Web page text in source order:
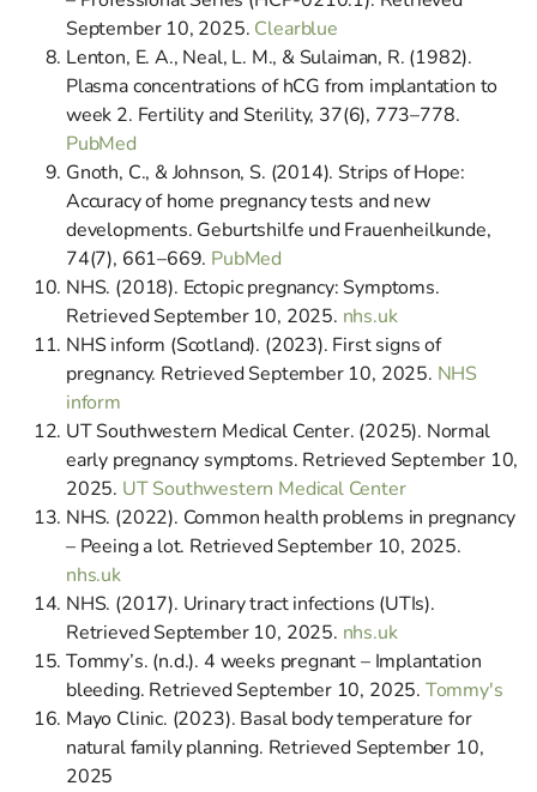
September 10, 2025. Clearblue
Lenton, E. A., Neal, L. M., & Sulaiman, R. (1982).
Plasma concentrations of hCG from implantation to
week 2. Fertility and Sterility, 37(6), 773–778.
PubMed
Gnoth, C., & Johnson, S. (2014). Strips of Hope:
Accuracy of home pregnancy tests and new
developments. Geburtshilfe und Frauenheilkunde,
74(7), 661–669. PubMed
NHS. (2018). Ectopic pregnancy: Symptoms.
Retrieved September 10, 2025. nhs.uk
NHS inform (Scotland). (2023). First signs of
pregnancy. Retrieved September 10, 2025. NHS
inform
UT Southwestern Medical Center. (2025). Normal
early pregnancy symptoms. Retrieved September 10,
2025. UT Southwestern Medical Center
NHS. (2022). Common health problems in pregnancy
– Peeing a lot. Retrieved September 10, 2025.
nhs.uk
NHS. (2017). Urinary tract infections (UTIs).
Retrieved September 10, 2025. nhs.uk
Tommy’s. (n.d.). 4 weeks pregnant – Implantation
bleeding. Retrieved September 10, 2025. Tommy's
Mayo Clinic. (2023). Basal body temperature for
natural family planning. Retrieved September 10,
2025